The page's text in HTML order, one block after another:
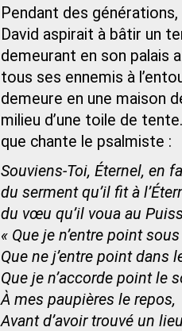
Pendant des
David aspirait à bâtir un
demeurant en son palais
tous ses ennemis à
demeure en une maison
milieu d’une toile de
que chante le psalmiste :
Souviens-Toi, Éternel, en
du serment qu’il fit à
du vœu qu’il voua au
« Que je n’entre point
Que ne j’entre point dans
Que je n’accorde point le
À mes paupières le repos,
Avant d’avoir trouvé un